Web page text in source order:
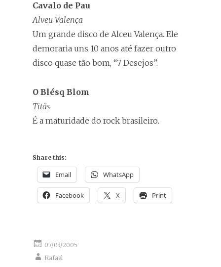
Cavalo de Pau
Alveu Valença
Um grande disco de Alceu Valença. Ele
demoraria uns 10 anos até fazer outro
disco quase tão bom, “7 Desejos”.
O Blésq Blom
Titãs
É a maturidade do rock brasileiro.
Share this:
Email WhatsApp
Facebook X Print
07/03/2005
Rafael